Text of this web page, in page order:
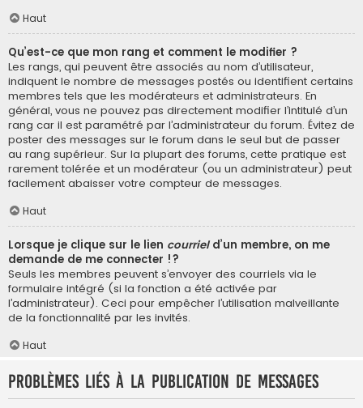
Haut
Qu’est-ce que mon rang et comment le modifier ?
Les rangs, qui peuvent être associés au nom d’utilisateur,
indiquent le nombre de messages postés ou identifient certains
membres tels que les modérateurs et administrateurs. En
général, vous ne pouvez pas directement modifier l’intitulé d’un
rang car il est paramétré par l’administrateur du forum. Évitez de
poster des messages sur le forum dans le seul but de passer
au rang supérieur. Sur la plupart des forums, cette pratique est
rarement tolérée et un modérateur (ou un administrateur) peut
facilement abaisser votre compteur de messages.
Haut
Lorsque je clique sur le lien courrield’un membre, on me
demande de me connecter !?
Seuls les membres peuvent s’envoyer des courriels via le
formulaire intégré (si la fonction a été activée par
l’administrateur). Ceci pour empêcher l’utilisation malveillante
de la fonctionnalité par les invités.
Haut
Problèmes liés à la publication de messages